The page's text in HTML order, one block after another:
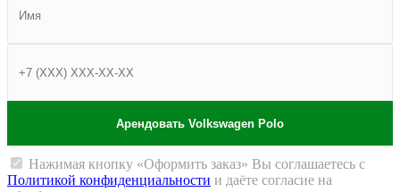
Арендовать Volkswagen Polo
Нажимая кнопку «Оформить заказ» Вы соглашаетесь с
Политикой конфиденциальности и даёте согласие на